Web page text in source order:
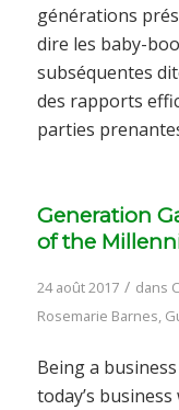
générations
dire les baby-
subséquentes
des rapports
parties
Generation
of the
24 août 2017 / dans
Rosemarie Barnes,
Being a
today’s